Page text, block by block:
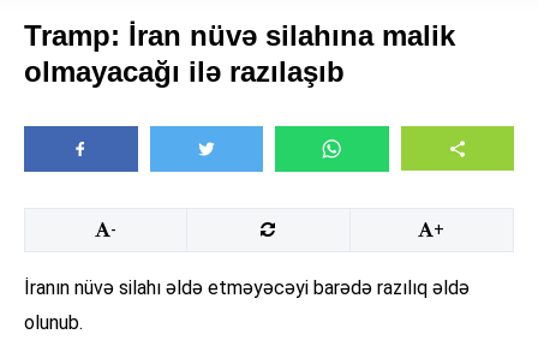
Tramp: İran nüvə silahına malik
olmayacağı ilə razılaşıb
- +
İranın nüvə silahı əldə etməyəcəyi barədə razılıq əldə
olunub.